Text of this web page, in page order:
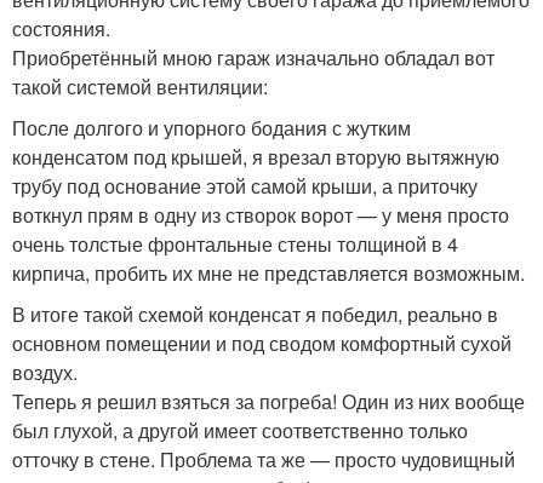
состояния.
Приобретённый мною гараж изначально обладал вот
такой системой вентиляции:
После долгого и упорного бодания с жутким
конденсатом под крышей, я врезал вторую вытяжную
трубу под основание этой самой крыши, а приточку
воткнул прям в одну из створок ворот — у меня просто
очень толстые фронтальные стены толщиной в 4
кирпича, пробить их мне не представляется возможным.
В итоге такой схемой конденсат я победил, реально в
основном помещении и под сводом комфортный сухой
воздух.
Теперь я решил взяться за погреба! Один из них вообще
был глухой, а другой имеет соответственно только
отточку в стене. Проблема та же — просто чудовищный